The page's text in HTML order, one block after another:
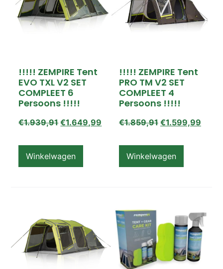
Slaapartikelen
Tenten
Verlichting
€19,00 – €639,00
€639,00 – €1.259,00
€1.259,00 – €1.879,00
€1.879,00 – €2.499,00
Beschikbaarheid
!!!!! ZEMPIRE Tent
EVO TXL V2 SET
COMPLEET 6
Persoons !!!!!
€1.939,91 €1.649,99
Winkelwagen
!!!!! ZEMPIRE Tent
PRO TM V2 SET
COMPLEET 4
Persoons !!!!!
€1.859,91 €1.599,99
Winkelwagen